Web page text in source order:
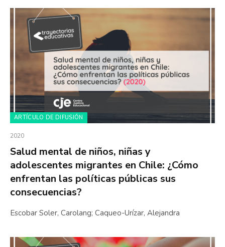
ARTÍCULO DE DIFUSIÓN
2020
Salud mental de niños, niñas y
adolescentes migrantes en Chile: ¿Cómo
enfrentan las políticas públicas sus
consecuencias?
Escobar Soler, Carolang; Caqueo-Urízar, Alejandra